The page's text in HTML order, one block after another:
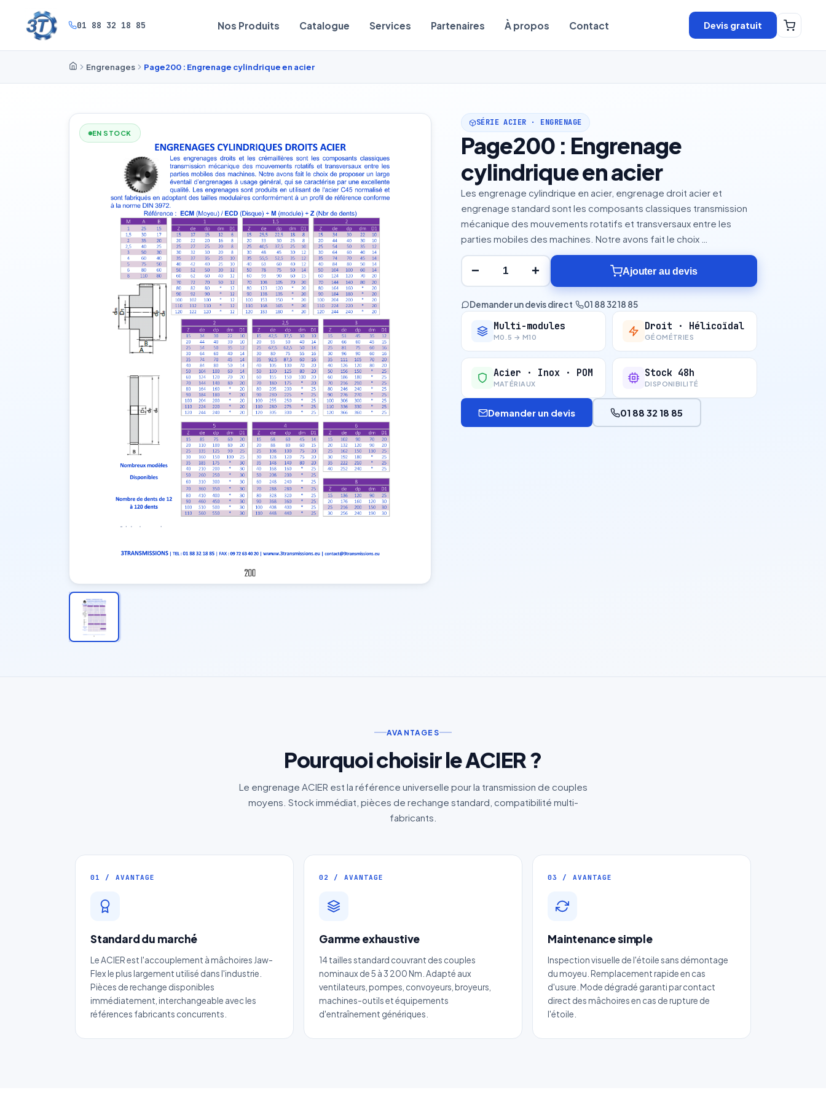
01 88 32 18 85 Nos Produits Catalogue Services Partenaires À propos Contact Devis gratuit
Engrenages Page200 : Engrenage cylindrique en acier
EN STOCK
SÉRIE ACIER · ENGRENAGE
Page200 : Engrenage
cylindrique en acier
Les engrenage cylindrique en acier, engrenage droit acier et
engrenage standard sont les composants classiques transmission
mécanique des mouvements rotatifs et transversaux entre les
parties mobiles des machines. Notre avons fait le choix …
− + Ajouter au devis
Demander un devis direct· 01 88 32 18 85
Multi-modules
M0.5 → M10
Droit · Hélicoïdal
GÉOMÉTRIES
Acier · Inox · POM
MATÉRIAUX
Stock 48h
DISPONIBILITÉ
Demander un devis 01 88 32 18 85
AVANTAGES
Pourquoi choisir le ACIER ?
Le engrenage ACIER est la référence universelle pour la transmission de couples
moyens. Stock immédiat, pièces de rechange standard, compatibilité multi-
fabricants.
01 / AVANTAGE
Standard du marché
Le ACIER est l'accouplement à mâchoires Jaw-
Flex le plus largement utilisé dans l'industrie.
Pièces de rechange disponibles
immédiatement, interchangeable avec les
références fabricants concurrents.
02 / AVANTAGE
Gamme exhaustive
14 tailles standard couvrant des couples
nominaux de 5 à 3 200 Nm. Adapté aux
ventilateurs, pompes, convoyeurs, broyeurs,
machines-outils et équipements
d'entraînement génériques.
03 / AVANTAGE
Maintenance simple
Inspection visuelle de l'étoile sans démontage
du moyeu. Remplacement rapide en cas
d'usure. Mode dégradé garanti par contact
direct des mâchoires en cas de rupture de
l'étoile.
Devis Page200 : Engrenage cylindrique
en acier
Réponse sous 24h — Sans engagement
* Entreprise